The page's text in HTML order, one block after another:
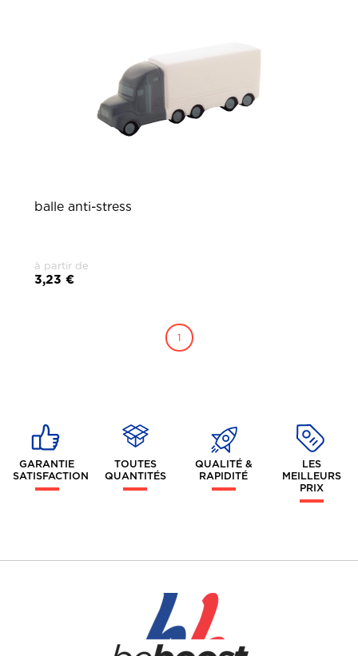
balle anti-stress
à partir de
3,23 €
1
GARANTIE
SATISFACTION
TOUTES
QUANTITÉS
QUALITÉ &
RAPIDITÉ
LES
MEILLEURS
PRIX